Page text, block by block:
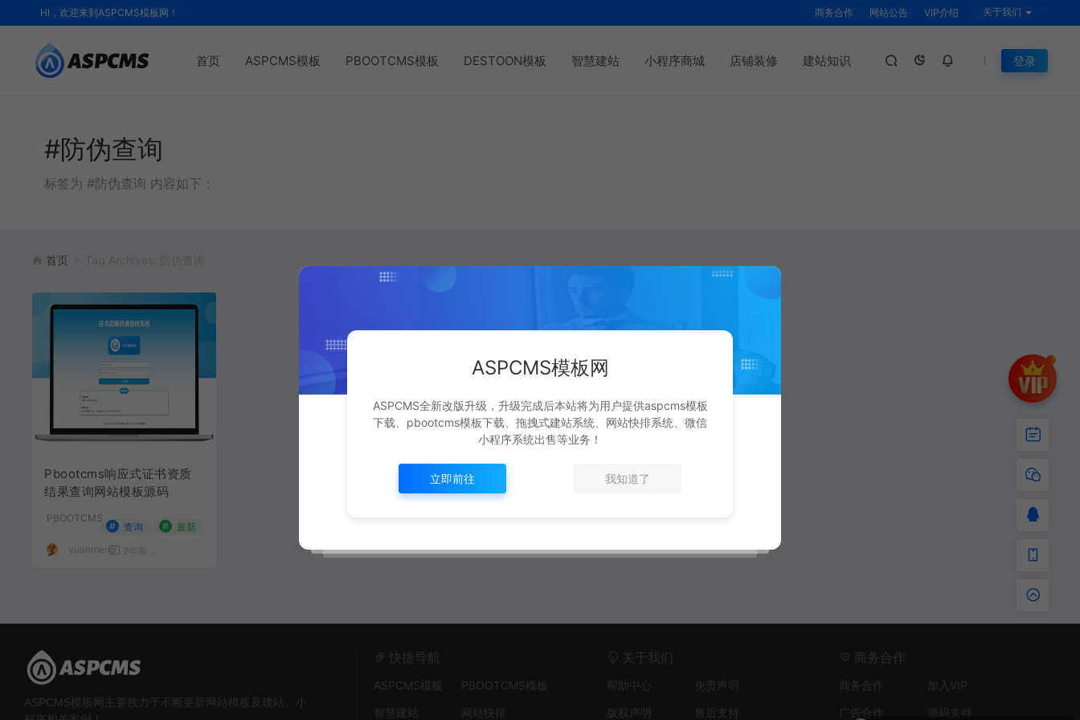
HI，欢迎来到ASPCMS模板网！ 商务合作 网站公告 VIP介绍 关于我们
首页 ASPCMS模板 PBOOTCMS模板 DESTOON模板 智慧建站 小程序商城 店铺装修 建站知识 登录
#防伪查询
标签为 #防伪查询 内容如下：
首页
Pbootcms响应式证书资质
结果查询网站模板源码
PBOOTCMS
# 查询 #
最新
yuanmeng
2年前
ASPCMS模板网主要致力于不断更新网站模板及建站、小
快捷导航
ASPCMS模板
PBOOTCMS模板
智慧建站
网站快排
关于我们
帮助中心
免责声明
版权声明
售后支持
商务合作
商务合作
加入VIP
广告合作
源码支持
ASPCMS模板网
ASPCMS全新改版升级，升级完成后本站将为用户提供aspcms模板
下载、pbootcms模板下载、拖拽式建站系统、网站快排系统、微信
小程序系统出售等业务！
立即前往 我知道了